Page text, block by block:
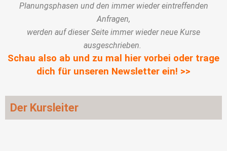
Planungsphasen und den immer wieder eintreffenden
Anfragen,
werden auf dieser Seite immer wieder neue Kurse
ausgeschrieben.
Schau also ab und zu mal hier vorbei oder trage
dich für unseren Newsletter ein! >>
Der Kursleiter